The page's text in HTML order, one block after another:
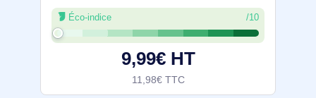
Éco-indice /10
9,99€ HT
11,98€ TTC